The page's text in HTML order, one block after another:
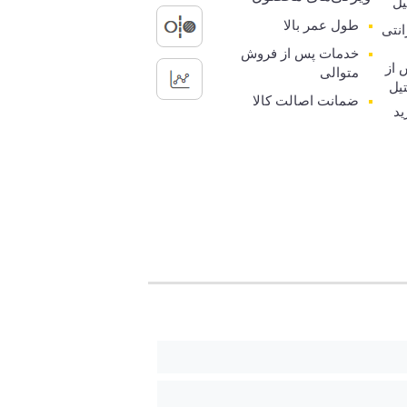
از
طول عمر بالا
خدمات پس از فروش
متوالی
ضمانت اصالت کالا